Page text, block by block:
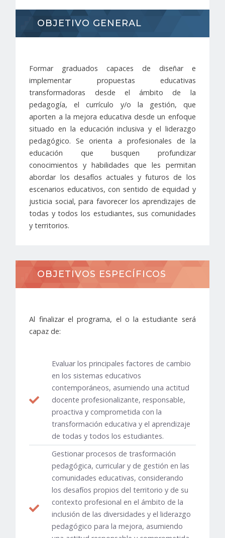
OBJETIVO GENERAL
Formar graduados capaces de diseñar e
implementar propuestas educativas
transformadoras desde el ámbito de la
pedagogía, el currículo y/o la gestión, que
aporten a la mejora educativa desde un enfoque
situado en la educación inclusiva y el liderazgo
pedagógico. Se orienta a profesionales de la
educación que busquen profundizar
conocimientos y habilidades que les permitan
abordar los desafíos actuales y futuros de los
escenarios educativos, con sentido de equidad y
justicia social, para favorecer los aprendizajes de
todas y todos los estudiantes, sus comunidades
y territorios.
OBJETIVOS ESPECÍFICOS
Al finalizar el programa, el o la estudiante será
capaz de:
Evaluar los principales factores de cambio
en los sistemas educativos
contemporáneos, asumiendo una actitud
docente profesionalizante, responsable,
proactiva y comprometida con la
transformación educativa y el aprendizaje
de todas y todos los estudiantes.
Gestionar procesos de trasformación
pedagógica, curricular y de gestión en las
comunidades educativas, considerando
los desafíos propios del territorio y de su
contexto profesional en el ámbito de la
inclusión de las diversidades y el liderazgo
pedagógico para la mejora, asumiendo